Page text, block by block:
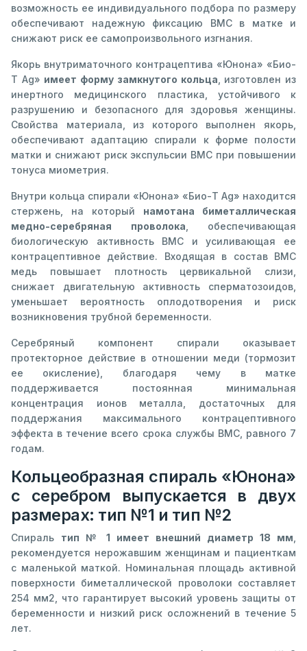
возможность ее индивидуального подбора по размеру
обеспечивают надежную фиксацию ВМС в матке и
снижают риск ее самопроизвольного изгнания.
Якорь внутриматочного контрацептива «Юнона» «Био-
Т Ag» имеет форму замкнутого кольца , изготовлен из
инертного медицинского пластика, устойчивого к
разрушению и безопасного для здоровья женщины.
Свойства материала, из которого выполнен якорь,
обеспечивают адаптацию спирали к форме полости
матки и снижают риск экспульсии ВМС при повышении
тонуса миометрия.
Внутри кольца спирали «Юнона» «Био-Т Ag» находится
стержень, на который намотана биметаллическая
медно-серебряная проволока , обеспечивающая
биологическую активность ВМС и усиливающая ее
контрацептивное действие. Входящая в состав ВМС
медь повышает плотность цервикальной слизи,
снижает двигательную активность сперматозоидов,
уменьшает вероятность оплодотворения и риск
возникновения трубной беременности.
Серебряный компонент спирали оказывает
протекторное действие в отношении меди (тормозит
ее окисление), благодаря чему в матке
поддерживается постоянная минимальная
концентрация ионов металла, достаточных для
поддержания максимального контрацептивного
эффекта в течение всего срока службы ВМС, равного 7
годам.
Кольцеобразная спираль «Юнона»
с серебром выпускается в двух
размерах: тип №1 и тип №2
Спираль тип № 1 имеет внешний диаметр 18 мм
рекомендуется нерожавшим женщинам и пациенткам
с маленькой маткой. Номинальная площадь активной
поверхности биметаллической проволоки составляет
254 мм2, что гарантирует высокий уровень защиты от
беременности и низкий риск осложнений в течение 5
лет.